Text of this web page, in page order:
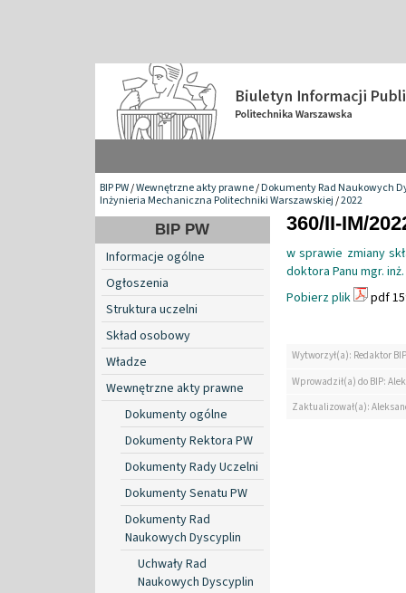
BIP PW/Wewnętrzne akty prawne/Dokumenty Rad Naukowych
Inżynieria Mechaniczna Politechniki Warszawskiej/2022
BIP PW
Informacje ogólne
Ogłoszenia
Struktura uczelni
Skład osobowy
Władze
Wewnętrzne akty prawne
Dokumenty ogólne
Dokumenty Rektora PW
Dokumenty Rady Uczelni
Dokumenty Senatu PW
Dokumenty Rad
Naukowych Dyscyplin
Uchwały Rad
Naukowych Dyscyplin
360/II-IM/
w sprawie zmiany
doktora Panu mgr.
Pobierz plik
pdf
Wytworzył(a): Redaktor BIP
Wprowadził(a) do BIP:
Zaktualizował(a):